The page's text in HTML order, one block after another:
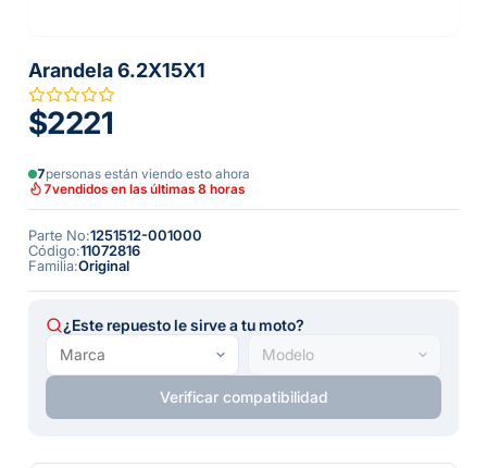
Arandela 6.2X15X1
$2221
7personas están viendo esto ahora
7vendidos en las últimas 8 horas
Parte No:1251512-001000
Código:11072816
Familia:Original
¿Este repuesto le sirve a tu moto?
Verificar compatibilidad